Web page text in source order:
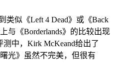
类似《Left 4 Dead》或《Back
与《Borderlands》的比较出现
测中，Kirk McKeand给出了
光》虽然不完美，但很有